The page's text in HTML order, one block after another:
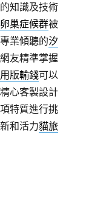
知識及技術
巢症候群被
業傾聽的汐
友精準掌握
版輸錢可以
精心客製設計
特質進行挑
和活力貓旅